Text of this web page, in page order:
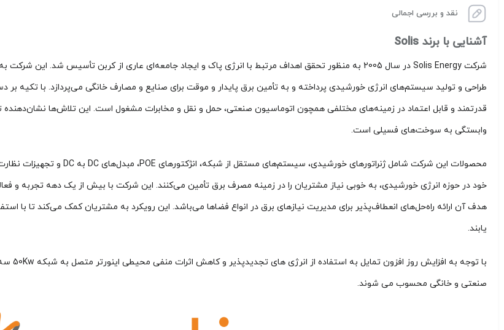
نقد و بررسی اجمالی
آشنایی با برند Solis
طراحی و تولید سیستم‌های انرژی خورشیدی پرداخته و به تأمین برق پایدار و موقت برای صنایع و مصارف خانگی می‌پردازد. با تکیه بر
قدرتمند و قابل اعتماد در زمینه‌های مختلفی همچون اتوماسیون صنعتی، حمل و نقل و مخابرات مشغول است. این تلاش‌ها
وابستگی به سوخت‌های فسیلی است.
خود در حوزه انرژی خورشیدی، به خوبی نیاز مشتریان را در زمینه مصرف برق تأمین می‌کنند. این شرکت با بیش از یک دهه تجربه و
هدف آن ارائه راه‌حل‌های انعطاف‌پذیر برای مدیریت نیازهای برق در انواع فضاها می‌باشد. این رویکرد به مشتریان کمک می‌کند تا با
یابند.
صنعتی و خانگی محسوب می‌ شوند.